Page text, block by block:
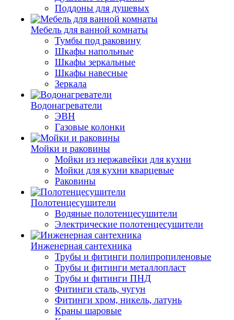
Поддоны для душевых
Мебель для ванной комнаты
Тумбы под раковину
Шкафы напольные
Шкафы зеркальные
Шкафы навесные
Зеркала
Водонагреватели
ЭВН
Газовые колонки
Мойки и раковины
Мойки из нержавейки для кухни
Мойки для кухни кварцевые
Раковины
Полотенцесушители
Водяные полотенцесушители
Электрические полотенцесушители
Инженерная сантехника
Трубы и фитинги полипропиленовые
Трубы и фитинги металлопласт
Трубы и фитинги ПНД
Фитинги сталь, чугун
Фитинги хром, никель, латунь
Краны шаровые